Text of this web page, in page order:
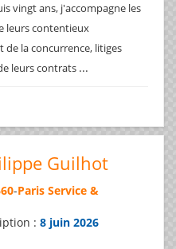
vingt ans, j'accompagne les
leurs contentieux
de la concurrence, litiges
leurs contrats ...
Guilhot
-Paris Service &
: 8 juin 2026